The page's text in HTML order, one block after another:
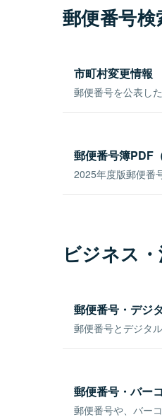
郵便番号
市町村変更情報
郵便番号を公表し
郵便番号簿PDF
2025年度版郵便番
ビジネス
郵便番号・デジ
郵便番号とデジタ
郵便番号・バー
郵便番号や、バー